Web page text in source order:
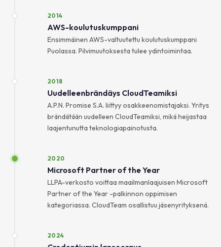
2014
AWS-koulutuskumppani
Ensimmäinen AWS-valtuutettu koulutuskumppani
Puolassa. Pilvimuutoksesta tulee ydintoimintaa.
2018
Uudelleenbrändäys CloudTeamiksi
A.P.N. Promise S.A. liittyy osakkeenomistajaksi. Yritys
brändätään uudelleen CloudTeamiksi, mikä heijastaa
laajentunutta teknologiapainotusta.
2020
Microsoft Partner of the Year
LLPA-verkosto voittaa maailmanlaajuisen Microsoft
Partner of the Year -palkinnon oppimisen
kategoriassa. CloudTeam osallistuu jäsenyrityksenä.
2024